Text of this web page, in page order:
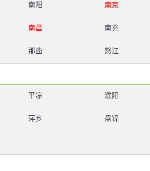
南阳 南京
南昌 南充
那曲 怒江
平凉 濮阳
萍乡 盘锦